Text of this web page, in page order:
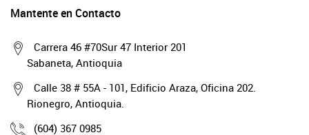
Mantente en Contacto
Carrera 46 #70Sur 47 Interior 201
Sabaneta, Antioquia
Calle 38 # 55A - 101, Edificio Araza, Oficina 202.
Rionegro, Antioquia.
(604) 367 0985